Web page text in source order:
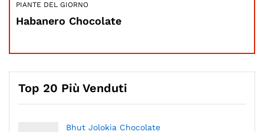
PIANTE DEL GIORNO
Habanero Chocolate
Top 20 Più Venduti
Bhut Jolokia Chocolate